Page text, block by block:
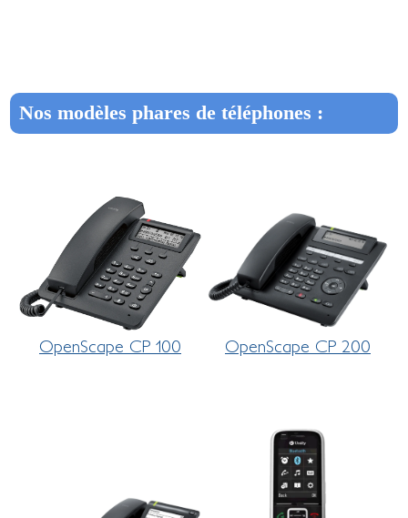
Nos modèles phares de téléphones :
OpenScape CP 100 OpenScape CP 200